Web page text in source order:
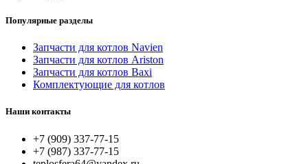
Популярные разделы
Запчасти для котлов Navien
Запчасти для котлов Ariston
Запчасти для котлов Baxi
Комплектующие для котлов
Наши контакты
+7 (909) 337-77-15
+7 (987) 337-77-15